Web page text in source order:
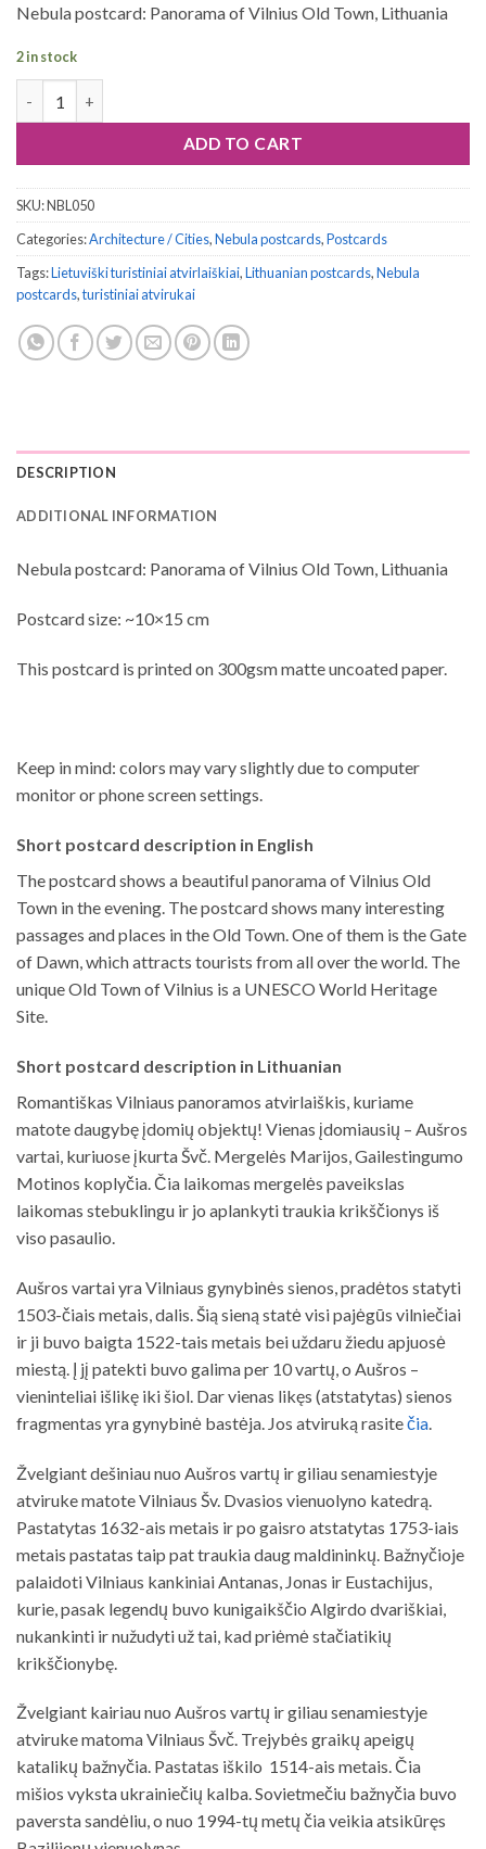
Nebula postcard: Panorama of Vilnius Old Town, Lithuania
2 in stock
ADD TO CART
SKU:NBL050
Categories:Architecture / Cities,Nebula postcards,Postcards
Tags:Lietuviški turistiniai atvirlaiškiai,Lithuanian postcards,Nebula
postcards,turistiniai atvirukai
DESCRIPTION
ADDITIONAL INFORMATION
Nebula postcard: Panorama of Vilnius Old Town, Lithuania
Postcard size: ~10×15 cm
This postcard is printed on 300gsm matte uncoated paper.
Keep in mind: colors may vary slightly due to computer
monitor or phone screen settings.
Short postcard description in English
The postcard shows a beautiful panorama of Vilnius Old
Town in the evening. The postcard shows many interesting
passages and places in the Old Town. One of them is the Gate
of Dawn, which attracts tourists from all over the world. The
unique Old Town of Vilnius is a UNESCO World Heritage
Site.
Short postcard description in Lithuanian
Romantiškas Vilniaus panoramos atvirlaiškis, kuriame
matote daugybę įdomių objektų! Vienas įdomiausių – Aušros
vartai, kuriuose įkurta Švč. Mergelės Marijos, Gailestingumo
Motinos koplyčia. Čia laikomas mergelės paveikslas
laikomas stebuklingu ir jo aplankyti traukia krikščionys iš
viso pasaulio.
Aušros vartai yra Vilniaus gynybinės sienos, pradėtos statyti
1503-čiais metais, dalis. Šią sieną statė visi pajėgūs vilniečiai
ir ji buvo baigta 1522-tais metais bei uždaru žiedu apjuosė
miestą. Į jį patekti buvo galima per 10 vartų, o Aušros –
vieninteliai išlikę iki šiol. Dar vienas likęs (atstatytas) sienos
fragmentas yra gynybinė bastėja. Jos atviruką rasitečia
Žvelgiant dešiniau nuo Aušros vartų ir giliau senamiestyje
atviruke matote Vilniaus Šv. Dvasios vienuolyno katedrą.
Pastatytas 1632-ais metais ir po gaisro atstatytas 1753-iais
metais pastatas taip pat traukia daug maldininkų. Bažnyčioje
palaidoti Vilniaus kankiniai Antanas, Jonas ir Eustachijus,
kurie, pasak legendų buvo kunigaikščio Algirdo dvariškiai,
nukankinti ir nužudyti už tai, kad priėmė stačiatikių
krikščionybę.
Žvelgiant kairiau nuo Aušros vartų ir giliau senamiestyje
atviruke matoma Vilniaus Švč. Trejybės graikų apeigų
katalikų bažnyčia. Pastatas iškilo 1514-ais metais. Čia
mišios vyksta ukrainiečių kalba. Sovietmečiu bažnyčia buvo
paversta sandėliu, o nuo 1994-tų metų čia veikia atsikūręs